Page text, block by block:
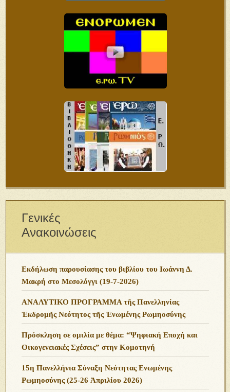
Γενικές
Ανακοινώσεις
Εκδήλωση παρουσίασης του βιβλίου του Ιωάννη Δ.
Μακρή στο Μεσολόγγι (19-7-2026)
ΑΝΑΛΥΤΙΚΟ ΠΡΟΓΡΑΜΜΑ τῆς Πανελληνίας
Ἐκδρομῆς Νεότητος τῆς Ἑνωμένης Ρωμηοσύνης
Πρόσκληση σε ομιλία με θέμα: “Ψηφιακή Εποχή και
Οικογενειακές Σχέσεις” στην Κομοτηνή
15η Πανελλήνια Σύναξη Νεότητας Ενωμένης
Ρωμηοσύνης (25-26 Ἀπριλίου 2026)